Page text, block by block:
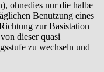
ohnedies nur die halbe
Benutzung eines
zur Basistation
dieser quasi
zu wechseln und